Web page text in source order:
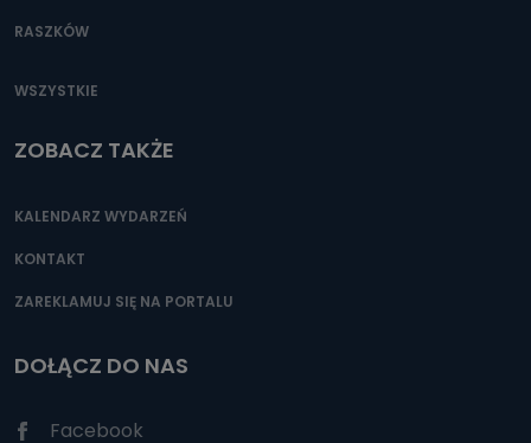
RASZKÓW
WSZYSTKIE
ZOBACZ TAKŻE
KALENDARZ WYDARZEŃ
KONTAKT
ZAREKLAMUJ SIĘ NA PORTALU
DOŁĄCZ DO NAS
Facebook